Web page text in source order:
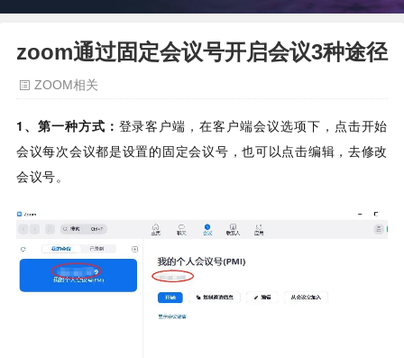
zoom通过固定会议号开启会议3种途径
ZOOM相关
1、第一种方式： 登录客户端，在客户端会议选项下，点击开始
会议每次会议都是设置的固定会议号，也可以点击编辑，去修改
会议号。